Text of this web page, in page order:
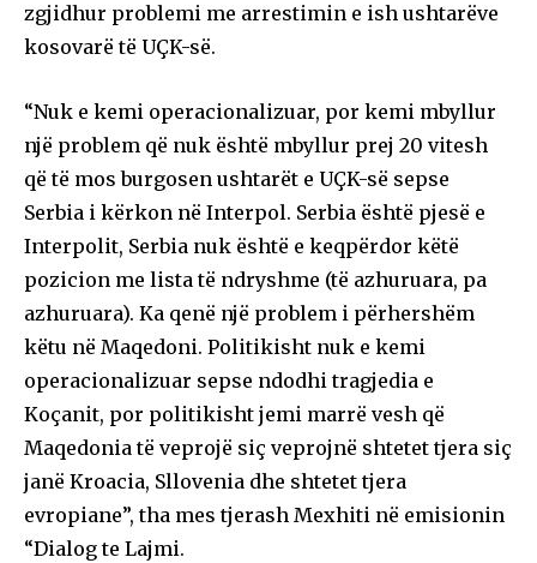
zgjidhur problemi me arrestimin e ish ushtarëve
kosovarë të UÇK-së.
“Nuk e kemi operacionalizuar, por kemi mbyllur
një problem që nuk është mbyllur prej 20 vitesh
që të mos burgosen ushtarët e UÇK-së sepse
Serbia i kërkon në Interpol. Serbia është pjesë e
Interpolit, Serbia nuk është e keqpërdor këtë
pozicion me lista të ndryshme (të azhuruara, pa
azhuruara). Ka qenë një problem i përhershëm
këtu në Maqedoni. Politikisht nuk e kemi
operacionalizuar sepse ndodhi tragjedia e
Koçanit, por politikisht jemi marrë vesh që
Maqedonia të veprojë siç veprojnë shtetet tjera siç
janë Kroacia, Sllovenia dhe shtetet tjera
evropiane”, tha mes tjerash Mexhiti në emisionin
“Dialog te Lajmi.